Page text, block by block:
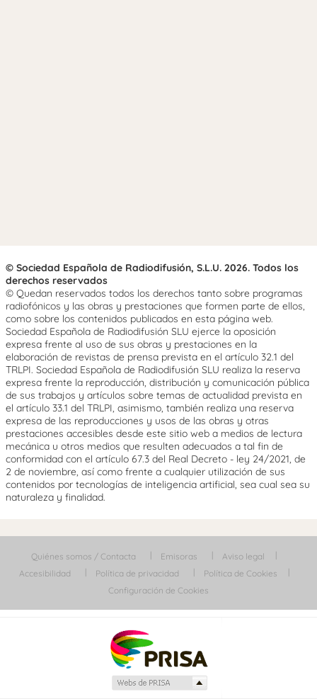
© Sociedad Española de Radiodifusión, S.L.U. 2026. Todos los
derechos reservados
© Quedan reservados todos los derechos tanto sobre programas
radiofónicos y las obras y prestaciones que formen parte de ellos,
como sobre los contenidos publicados en esta página web.
Sociedad Española de Radiodifusión SLU ejerce la oposición
expresa frente al uso de sus obras y prestaciones en la
elaboración de revistas de prensa prevista en el artículo 32.1 del
TRLPI. Sociedad Española de Radiodifusión SLU realiza la reserva
expresa frente la reproducción, distribución y comunicación pública
de sus trabajos y artículos sobre temas de actualidad prevista en
el artículo 33.1 del TRLPI, asimismo, también realiza una reserva
expresa de las reproducciones y usos de las obras y otras
prestaciones accesibles desde este sitio web a medios de lectura
mecánica u otros medios que resulten adecuados a tal fin de
conformidad con el artículo 67.3 del Real Decreto - ley 24/2021, de
2 de noviembre, así como frente a cualquier utilización de sus
contenidos por tecnologías de inteligencia artificial, sea cual sea su
naturaleza y finalidad.
Quiénes somos / Contacta Emisoras
Aviso legal
Accesibilidad
Política de privacidad
Política de Cookies
Configuración de Cookies